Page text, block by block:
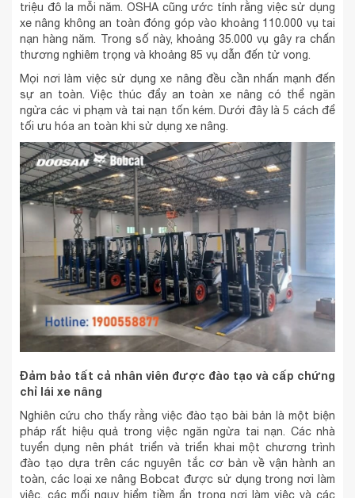
triệu đô la mỗi năm. OSHA cũng ước tính rằng việc sử dụng
xe nâng không an toàn đóng góp vào khoảng 110.000 vụ tai
nạn hàng năm. Trong số này, khoảng 35.000 vụ gây ra chấn
thương nghiêm trọng và khoảng 85 vụ dẫn đến tử vong.
Mọi nơi làm việc sử dụng xe nâng đều cần nhấn mạnh đến
sự an toàn. Việc thúc đẩy an toàn xe nâng có thể ngăn
ngừa các vi phạm và tai nạn tốn kém. Dưới đây là 5 cách để
tối ưu hóa an toàn khi sử dụng xe nâng.
Đảm bảo tất cả nhân viên được đào tạo và cấp chứng
chỉ lái xe nâng
Nghiên cứu cho thấy rằng việc đào tạo bài bản là một biện
pháp rất hiệu quả trong việc ngăn ngừa tai nạn. Các nhà
tuyển dụng nên phát triển và triển khai một chương trình
đào tạo dựa trên các nguyên tắc cơ bản về vận hành an
toàn, các loại xe nâng Bobcat được sử dụng trong nơi làm
việc, các mối nguy hiểm tiềm ẩn trong nơi làm việc và các